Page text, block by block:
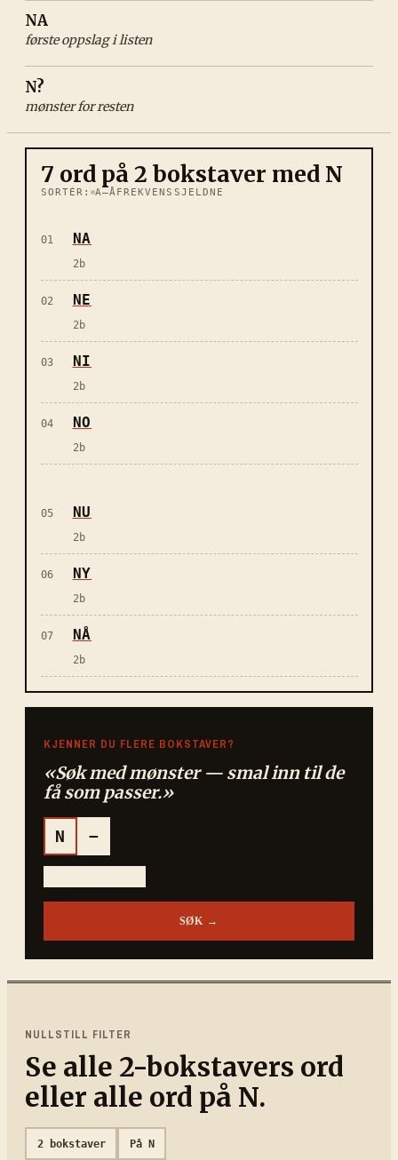
NA
første oppslag i listen
N?
mønster for resten
7 ord på2 bokstaver med N
SORTÉR: A–ÅFREKVENS SJELDNE
01 NA
2 b
02 NE
2 b
03 NI
2 b
04 NO
2 b
05 NU
2 b
06 NY
2 b
07 NÅ
2 b
KJENNER DU FLERE BOKSTAVER?
«Søk med mønster — smal inn til de
få som passer.»
N −
SØK →
NULLSTILL FILTER
Se alle 2-bokstavers ord
eller alle ord på N.
2bokstaver På N